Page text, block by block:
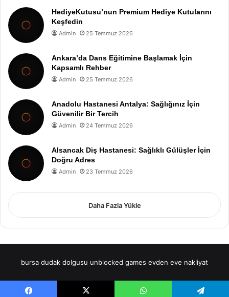
HediyeKutusu’nun Premium Hediye Kutularını
Keşfedin
Admin 25 Temmuz 2026
Ankara’da Dans Eğitimine Başlamak İçin
Kapsamlı Rehber
Admin 25 Temmuz 2026
Anadolu Hastanesi Antalya: Sağlığınız İçin
Güvenilir Bir Tercih
Admin 24 Temmuz 2026
Alsancak Diş Hastanesi: Sağlıklı Gülüşler İçin
Doğru Adres
Admin 23 Temmuz 2026
Daha Fazla Yükle
bursa dudak dolgusu unblocked games evden eve nakliyat